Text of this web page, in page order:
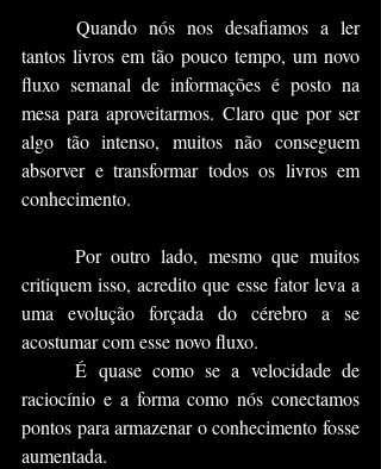
tantos livros em tão pouco tempo, um novo
fluxo semanal de informações é posto na
mesa para aproveitarmos. Claro que por ser
algo tão intenso, muitos não conseguem
absorver e transformar todos os livros em
conhecimento.
critiquem isso, acredito que esse fator leva a
uma evolução forçada do cérebro a se
acostumar com esse novo fluxo.
	É quase como se a velocidade de
raciocínio e a forma como nós conectamos
pontos para armazenar o conhecimento fosse
aumentada.